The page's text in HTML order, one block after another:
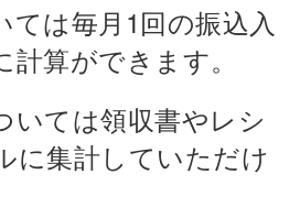
ては毎月1回の振込入
算ができます。
いては領収書やレシ
に集計していただけ